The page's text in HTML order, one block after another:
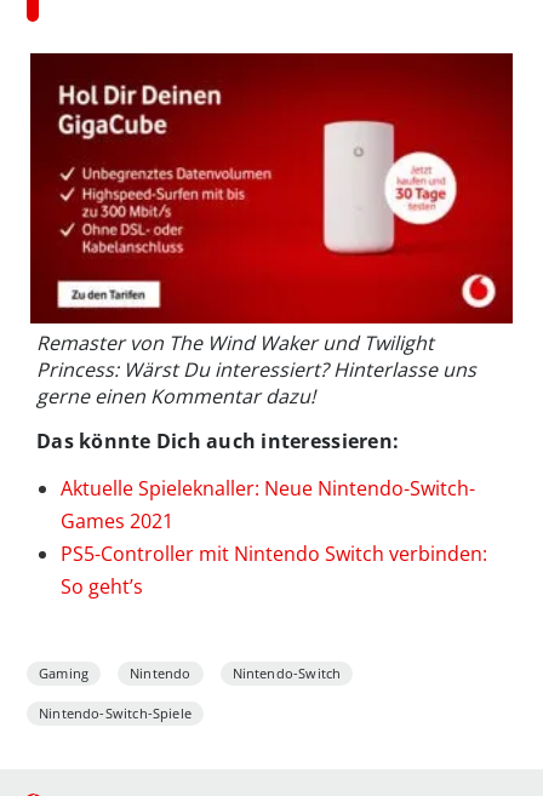
Remaster von The Wind Waker und Twilight
Princess: Wärst Du interessiert? Hinterlasse uns
gerne einen Kommentar dazu!
Das könnte Dich auch interessieren:
Aktuelle Spieleknaller: Neue Nintendo-Switch-
Games 2021
PS5-Controller mit Nintendo Switch verbinden:
So geht’s
Gaming Nintendo Nintendo-Switch
Nintendo-Switch-Spiele